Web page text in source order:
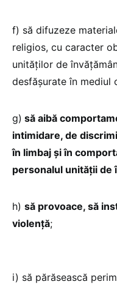
f) să difuzeze
religios, cu caracter
unităților de
desfășurate în mediul
g) să aibă
intimidare, de
în limbaj și în
personalul unității de
h) să provoace, să
violență;
i) să părăsească